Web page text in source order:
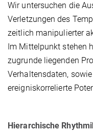
Wir untersuchen die
Verletzungen des
zeitlich manipulierter
Im Mittelpunkt stehen
zugrunde liegenden
Verhaltensdaten,
ereigniskorrelierte
Hierarchische